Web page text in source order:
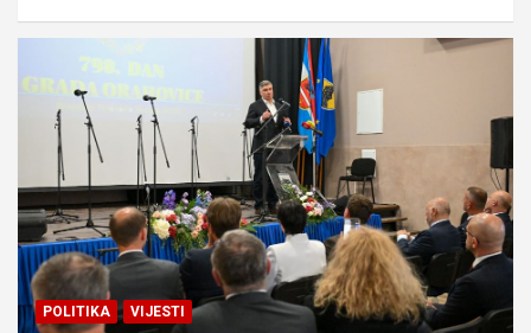
POLITIKA VIJESTI